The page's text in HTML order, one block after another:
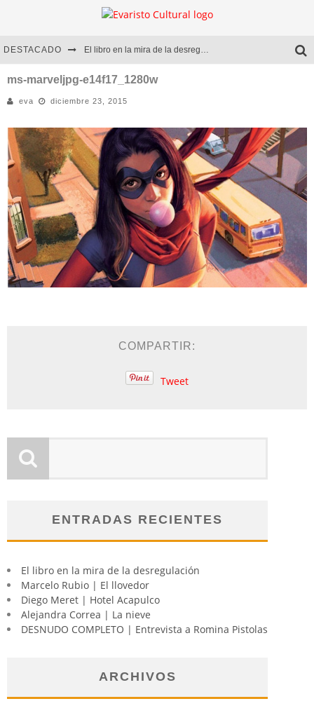
DESTACADO El libro en la mira de la desregulación
Marcelo Rubio | El llovedor
Diego Meret | Hotel Acapulco
Alejandra Correa | La nieve
ms-marveljpg-e14f17_1280w
eva diciembre 23, 2015
COMPARTIR:
Tweet
ENTRADAS RECIENTES
El libro en la mira de la desregulación
Marcelo Rubio | El llovedor
Diego Meret | Hotel Acapulco
Alejandra Correa | La nieve
DESNUDO COMPLETO | Entrevista a Romina Pistolas
ARCHIVOS